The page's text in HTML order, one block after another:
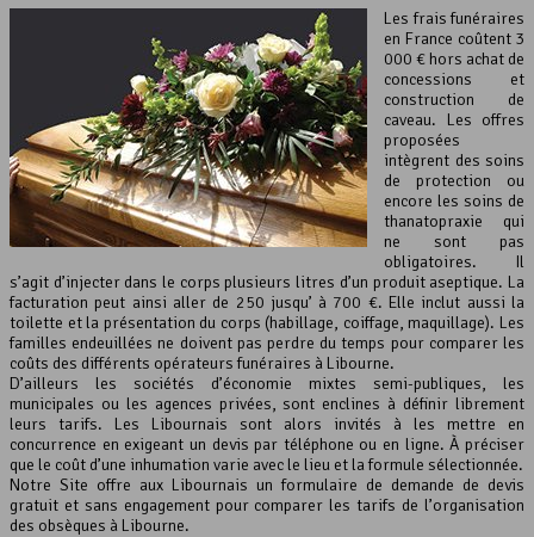
Les frais funéraires
en France coûtent 3
000 € hors achat de
concessions et
construction de
caveau. Les offres
proposées
intègrent des soins
de protection ou
encore les soins de
thanatopraxie qui
ne sont pas
obligatoires. Il
s’agit d’injecter dans le corps plusieurs litres d’un produit aseptique. La
facturation peut ainsi aller de 250 jusqu’ à 700 €. Elle inclut aussi la
toilette et la présentation du corps (habillage, coiffage, maquillage). Les
familles endeuillées ne doivent pas perdre du temps pour comparer les
coûts des différents opérateurs funéraires à Libourne.
D’ailleurs les sociétés d’économie mixtes semi-publiques, les
municipales ou les agences privées, sont enclines à définir librement
leurs tarifs. Les Libournais sont alors invités à les mettre en
concurrence en exigeant un devis par téléphone ou en ligne. À préciser
que le coût d’une inhumation varie avec le lieu et la formule sélectionnée.
Notre Site offre aux Libournais un formulaire de demande de devis
gratuit et sans engagement pour comparer les tarifs de l’organisation
des obsèques à Libourne.